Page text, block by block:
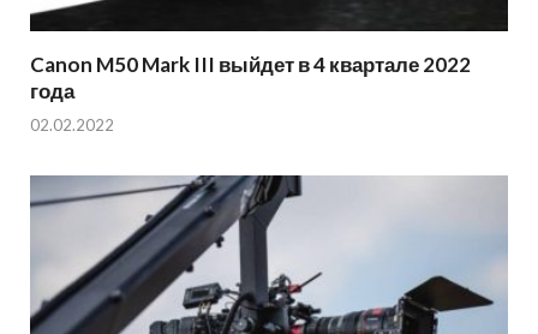
Canon M50 Mark III выйдет в 4 квартале 2022
года
02.02.2022